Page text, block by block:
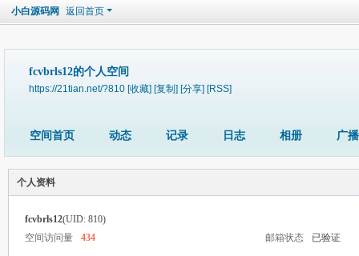
小白源码网 返回首页
fcvbrls12的个人空间
https://21tian.net/?810 [收藏] [复制] [分享] [RSS]
空间首页 动态 记录 日志 相册 广播
个人资料
fcvbrls12(UID: 810)
空间访问量
434 邮箱状态 已验证